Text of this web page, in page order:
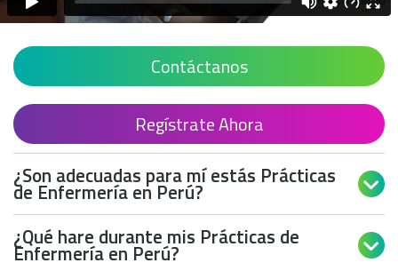
Contáctanos
Regístrate Ahora
¿Son adecuadas para mí estás Prácticas
de Enfermería en Perú? 
¿Qué hare durante mis Prácticas de
Enfermería en Perú? 